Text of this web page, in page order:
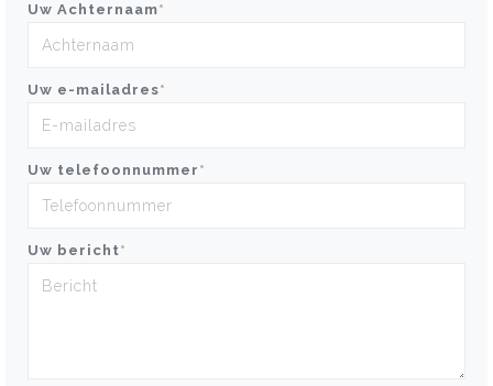
Uw Achternaam*
Uw e-mailadres*
Uw telefoonnummer *
Uw bericht*